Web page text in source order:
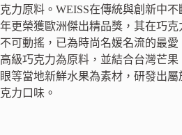
克力原料。WEISS在傳統與創新中不
年更榮獲歐洲傑出精品獎，其在巧克
不可動搖，已為時尚名媛名流的最愛
高級巧克力為原料，並結合台灣芒
眼等當地新鮮水果為素材，研發出
克力口味。